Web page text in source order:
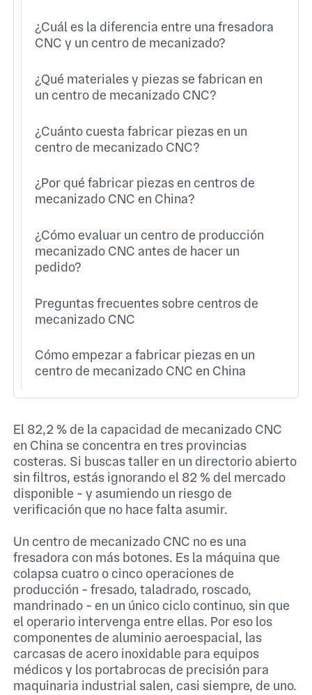
¿Cuál es la diferencia entre una fresadora
CNC y un centro de mecanizado?
¿Qué materiales y piezas se fabrican en
un centro de mecanizado CNC?
¿Cuánto cuesta fabricar piezas en un
centro de mecanizado CNC?
¿Por qué fabricar piezas en centros de
mecanizado CNC en China?
¿Cómo evaluar un centro de producción
mecanizado CNC antes de hacer un
pedido?
Preguntas frecuentes sobre centros de
mecanizado CNC
Cómo empezar a fabricar piezas en un
centro de mecanizado CNC en China
El 82,2 % de la capacidad de mecanizado CNC
en China se concentra en tres provincias
costeras. Si buscas taller en un directorio abierto
sin filtros, estás ignorando el 82 % del mercado
disponible - y asumiendo un riesgo de
verificación que no hace falta asumir.
Un centro de mecanizado CNC no es una
fresadora con más botones. Es la máquina que
colapsa cuatro o cinco operaciones de
producción - fresado, taladrado, roscado,
mandrinado - en un único ciclo continuo, sin que
el operario intervenga entre ellas. Por eso los
componentes de aluminio aeroespacial, las
carcasas de acero inoxidable para equipos
médicos y los portabrocas de precisión para
maquinaria industrial salen, casi siempre, de uno.